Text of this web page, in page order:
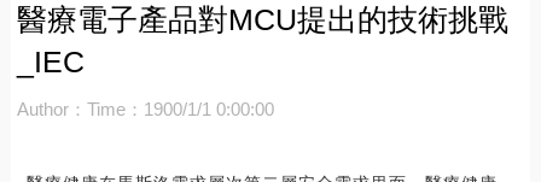
醫療電子產品對MCU提出的技術挑戰
_IEC
Author： Time：1900/1/1 0:00:00